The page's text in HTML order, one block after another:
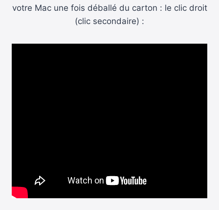
votre Mac une fois déballé du carton : le clic droit
(clic secondaire) :